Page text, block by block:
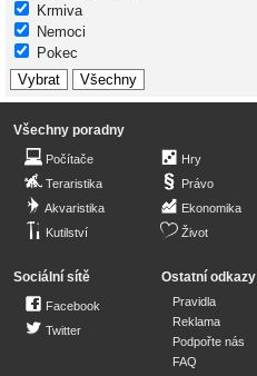
Krmiva
Nemoci
Pokec
Všechny poradny
Počítače
Teraristika
Akvaristika
Kutilství
Hry
Právo
Ekonomika
Život
Sociální sítě
Facebook
Twitter
Ostatní odkazy
Pravidla
Reklama
Podpořte nás
FAQ